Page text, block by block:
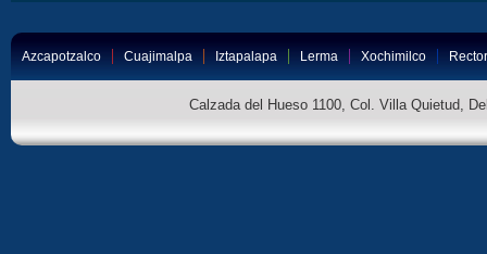
Azcapotzalco Cuajimalpa Iztapalapa Lerma Xochimilco
Calzada del Hueso 1100, Col. Villa Quietud,